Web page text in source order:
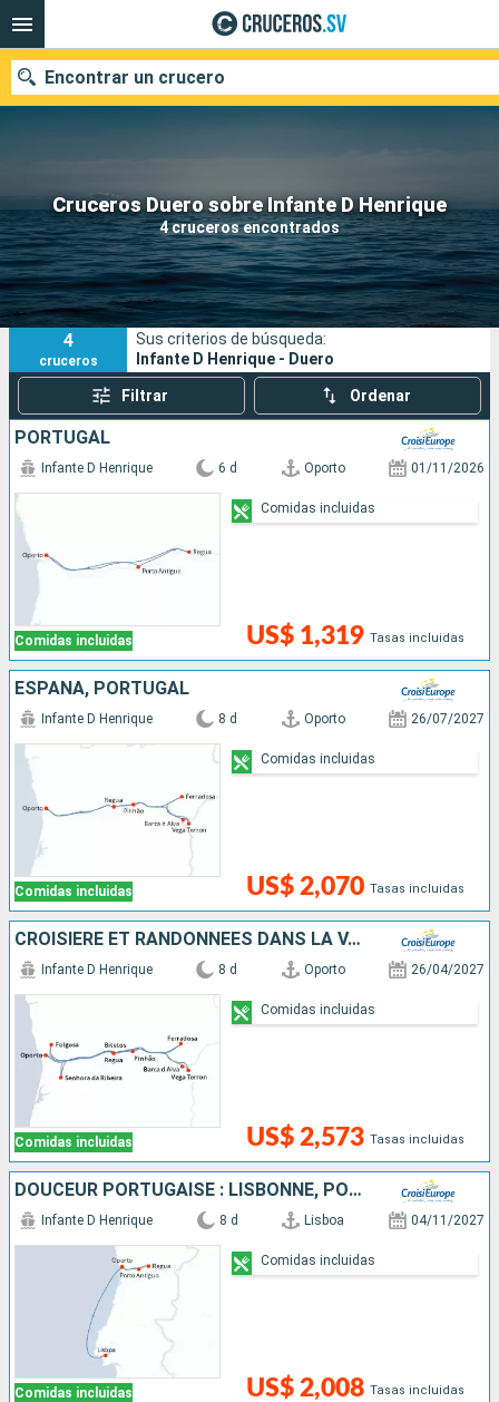
Cruceros Duero sobre Infante D Henrique
4 cruceros encontrados
Encontrar un crucero
Nuestros destinos
Fecha de salida
Puertos Compañías
Buscar
4
cruceros
Sus criterios de búsqueda:
Infante D Henrique - Duero
Filtrar Ordenar
PORTUGAL
Comidas incluidas
Infante D Henrique 6 d Oporto 01/11/2026
US$ 1,319 Tasas incluidas
Comidas incluidas
ESPAÑA, PORTUGAL
Comidas incluidas
Infante D Henrique 8 d Oporto 26/07/2027
US$ 2,070 Tasas incluidas
Comidas incluidas
CROISIÈRE ET RANDONNÉES DANS LA VALLÉE DU DOURO, UNE NATURE PRÉSERVÉE
Comidas incluidas
Infante D Henrique 8 d Oporto 26/04/2027
US$ 2,573 Tasas incluidas
Comidas incluidas
DOUCEUR PORTUGAISE : LISBONNE, PORTO & LA VALLÉE DU DOURO
Comidas incluidas
Infante D Henrique 8 d Lisboa 04/11/2027
US$ 2,008 Tasas incluidas
Comidas incluidas